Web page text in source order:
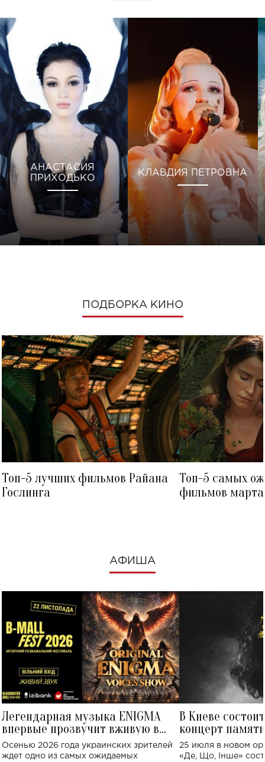
АНАСТАСИЯ
ПРИХОДЬКО
КЛАВДИЯ ПЕТРОВНА
ПОДБОРКА КИНО
Топ-5 лучших фильмов Райана
Гослинга
Топ-5 самых
фильмов
АФИША
Легендарная музыка ENIGMA
впервые прозвучит вживую в
Украине: где состоится концерт
Осенью 2026 года украинских зрителей
ждет одно из самых ожидаемых
В Киеве
концерт
Клименко:
исполнят песни
25 июля в новом
«Де, Що, Інше»